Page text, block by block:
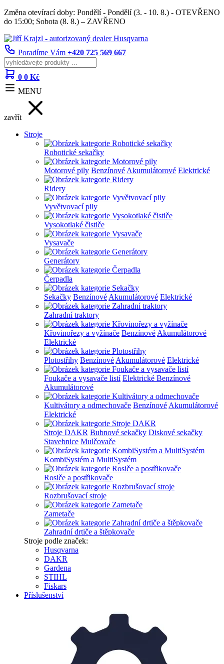
Změna otevírací doby: Pondělí - Pondělí (3. - 10. 8.) - OTEVŘENO
do 15:00; Sobota (8. 8.) – ZAVŘENO
Poradíme Vám +420 725 569 667
0 0 Kč
MENU
zavřít
Stroje
Robotické sekačky
Motorové pily Benzínové Akumulátorové Elektrické
Ridery
Vyvětvovací pily
Vysokotlaké čističe
Vysavače
Generátory
Čerpadla
Sekačky Benzínové Akumulátorové Elektrické
Zahradní traktory
Křovinořezy a vyžínače Benzínové Akumulátorové
Elektrické
Plotostřihy Benzínové Akumulátorové Elektrické
Foukače a vysavače listí Elektrické Benzínové
Akumulátorové
Kultivátory a odmechovače Benzínové Akumulátorové
Elektrické
Stroje DAKR Bubnové sekačky Diskové sekačky
Stavebnice Mulčovače
KombiSystém a MultiSystém
Rosiče a postřikovače
Rozbrušovací stroje
Zametače
Zahradní drtiče a štěpkovače
Stroje podle značek:
Husqvarna
DAKR
Gardena
STIHL
Fiskars
Příslušenství